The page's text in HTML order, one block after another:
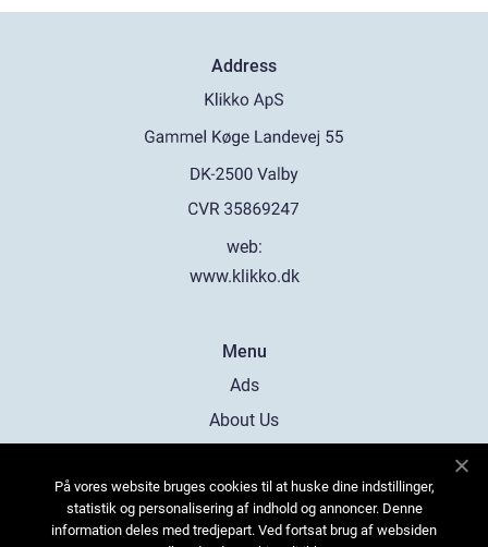
Address
web:
www.klikko.dk
Menu
Ads
About Us
Contact
Sitemap
På vores website bruges cookies til at huske dine indstillinger,
statistik og personalisering af indhold og annoncer. Denne
information deles med tredjepart. Ved fortsat brug af websiden